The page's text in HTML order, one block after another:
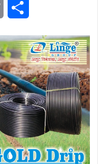
p
y
L
i
n
k
a
r
e